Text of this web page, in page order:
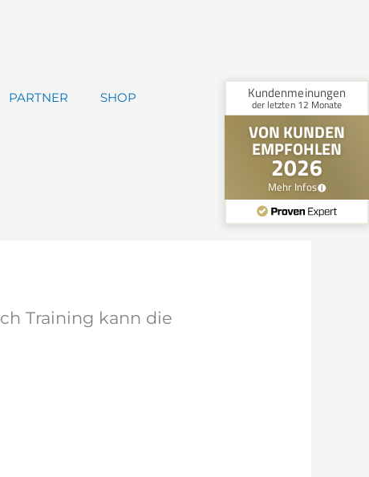
PARTNER SHOP
Training kann die